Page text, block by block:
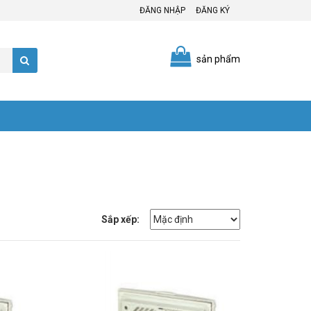
ĐĂNG NHẬP ĐĂNG KÝ
sản phẩm
Sắp xếp: